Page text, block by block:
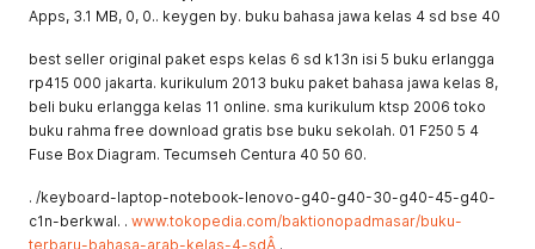
Apps, 3.1 MB, 0, 0.. keygen by. buku bahasa jawa kelas 4 sd bse 40
best seller original paket esps kelas 6 sd k13n isi 5 buku erlangga
rp415 000 jakarta. kurikulum 2013 buku paket bahasa jawa kelas 8,
beli buku erlangga kelas 11 online. sma kurikulum ktsp 2006 toko
buku rahma free download gratis bse buku sekolah. 01 F250 5 4
Fuse Box Diagram. Tecumseh Centura 40 50 60.
. /keyboard-laptop-notebook-lenovo-g40-g40-30-g40-45-g40-
c1n-berkwal. . www.tokopedia.com/baktionopadmasar/buku-
terbaru-bahasa-arab-kelas-4-sdÂ .